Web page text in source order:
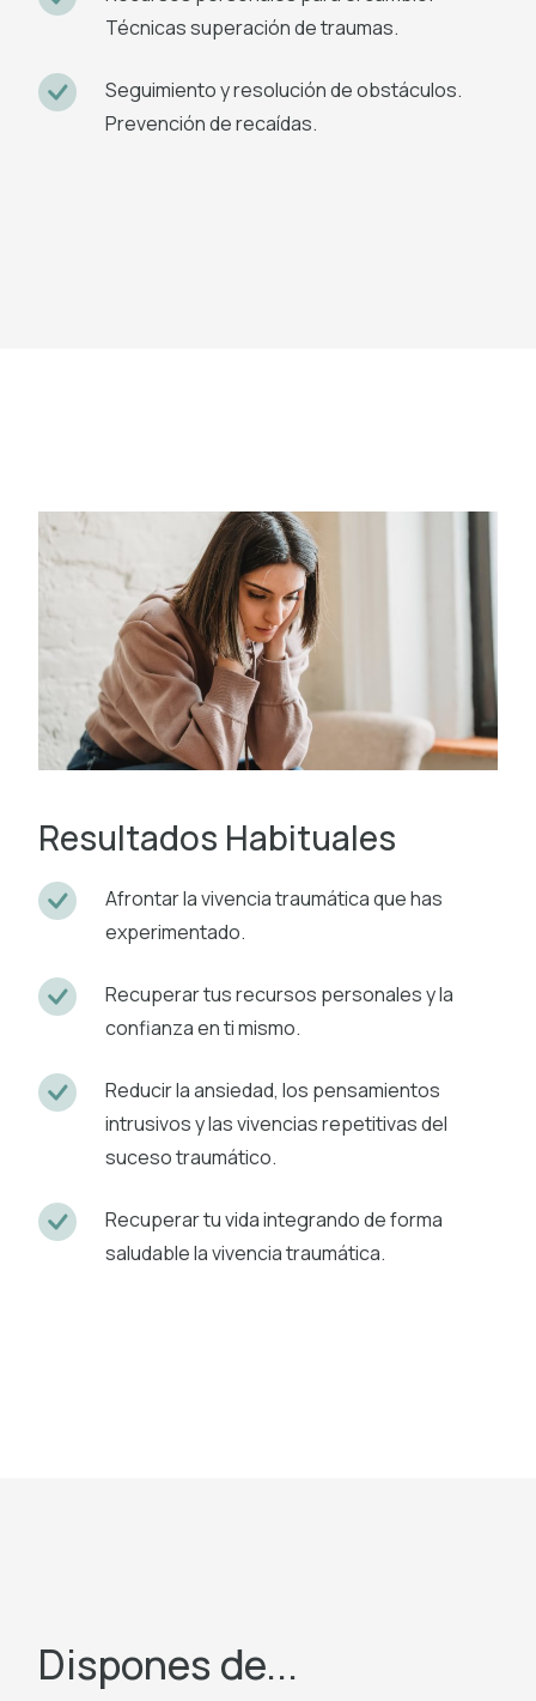
Técnicas superación de traumas.
Seguimiento y resolución de obstáculos.
Prevención de recaídas.
Resultados Habituales
Afrontar la vivencia traumática que has
experimentado.
Recuperar tus recursos personales y la
confianza en ti mismo.
Reducir la ansiedad, los pensamientos
intrusivos y las vivencias repetitivas del
suceso traumático.
Recuperar tu vida integrando de forma
saludable la vivencia traumática.
Dispones de...